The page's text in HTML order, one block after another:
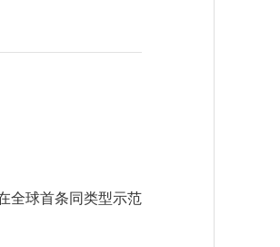
全球首条同类型示范